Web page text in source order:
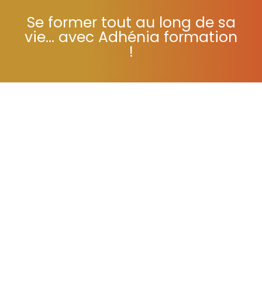
Se former tout au long de sa
vie... avec Adhénia formation
!